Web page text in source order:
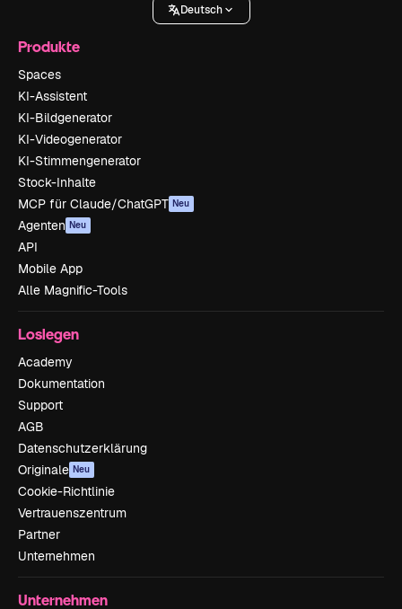
Deutsch
Produkte
Spaces
KI-Assistent
KI-Bildgenerator
KI-Videogenerator
KI-Stimmengenerator
Stock-Inhalte
MCP für Claude/ChatGPT Neu
Agenten Neu
API
Mobile App
Alle Magnific-Tools
Loslegen
Academy
Dokumentation
Support
AGB
Datenschutzerklärung
Originale Neu
Cookie-Richtlinie
Vertrauenszentrum
Partner
Unternehmen
Unternehmen